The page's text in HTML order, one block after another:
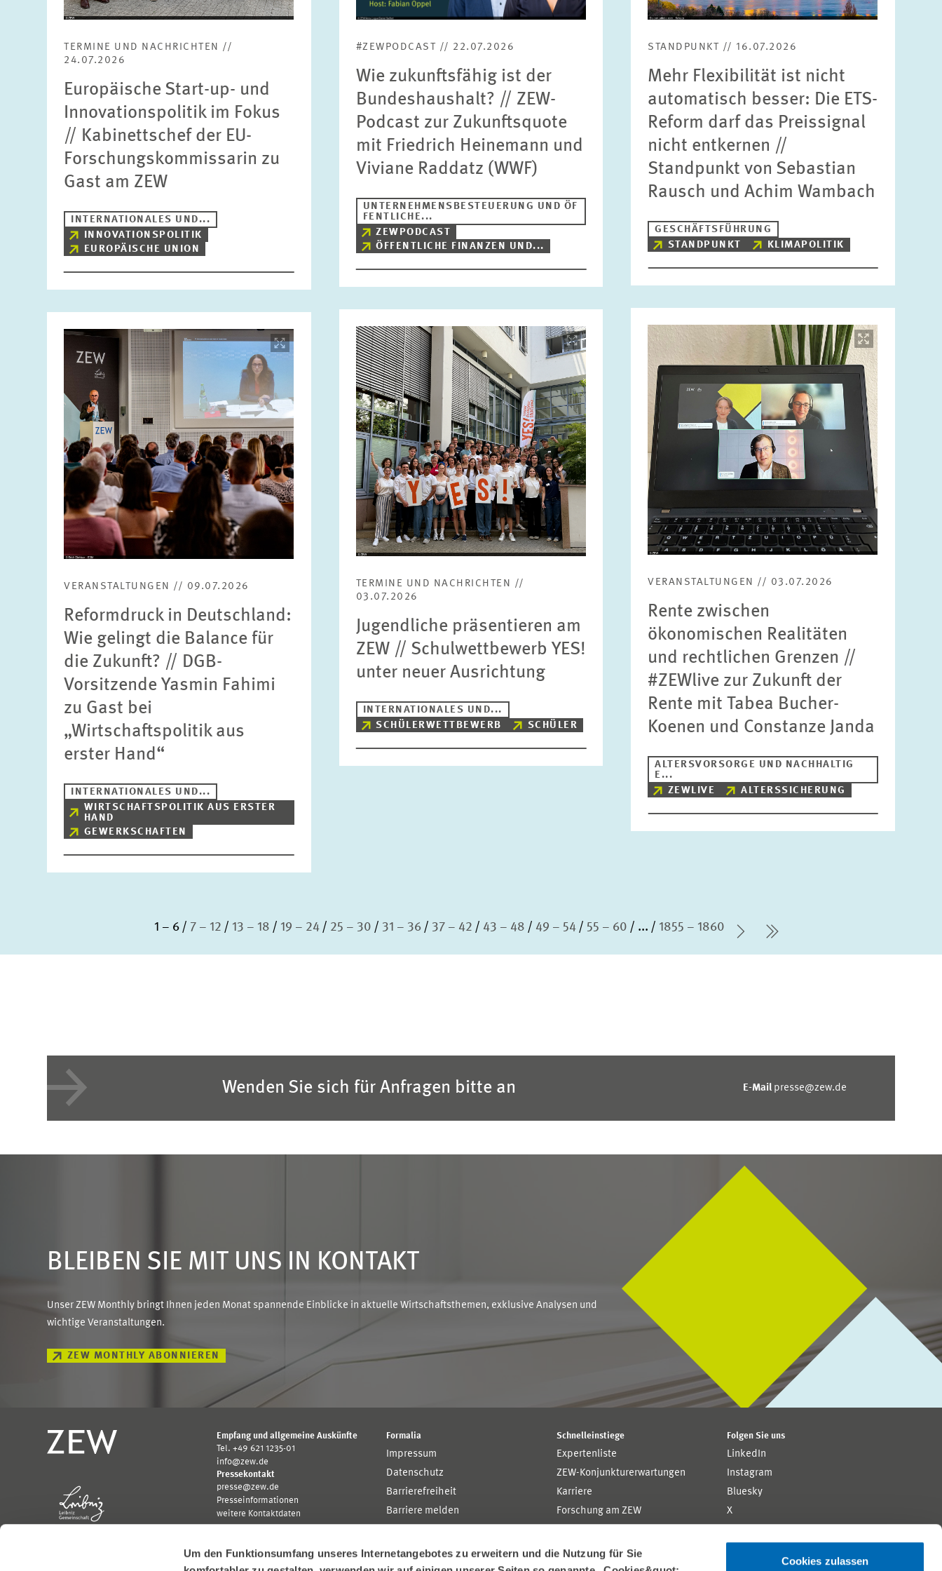
Um den Funktionsumfang unseres Internetangebotes zu erweitern und die Nutzung für Sie
Cookies zulassen
Bitte wählen
TERMINE UND NACHRICHTEN //
24.07.2026
Europäische Start-up- und
Innovationspolitik im Fokus
// Kabinettschef der EU-
Forschungskommissarin zu
Gast am ZEW
INTERNATIONALES UND...
INNOVATIONSPOLITIK
EUROPÄISCHE UNION
#ZEWPODCAST // 22.07.2026
Wie zukunftsfähig ist der
Bundeshaushalt? // ZEW-
Podcast zur Zukunftsquote
mit Friedrich Heinemann und
Viviane Raddatz (WWF)
UNTERNEHMENSBESTEUERUNG UND ÖF
FENTLICHE...
ZEWPODCAST
ÖFFENTLICHE FINANZEN UND...
STANDPUNKT // 16.07.2026
Mehr Flexibilität ist nicht
automatisch besser: Die ETS-
Reform darf das Preissignal
nicht entkernen //
Standpunkt von Sebastian
Rausch und Achim Wambach
GESCHÄFTSFÜHRUNG
STANDPUNKT
KLIMAPOLITIK
Bild
öffnet
vergrößerter
Ansicht
VERANSTALTUNGEN // 09.07.2026
Reformdruck in Deutschland:
Wie gelingt die Balance für
die Zukunft? // DGB-
Vorsitzende Yasmin Fahimi
zu Gast bei
„Wirtschaftspolitik aus
erster Hand“
INTERNATIONALES UND...
WIRTSCHAFTSPOLITIK AUS ERSTER
HAND
GEWERKSCHAFTEN
Bild
öffnet
in
vergrößerter
Ansicht
TERMINE UND NACHRICHTEN //
03.07.2026
Jugendliche präsentieren am
ZEW // Schulwettbewerb YES!
unter neuer Ausrichtung
INTERNATIONALES UND...
SCHÜLERWETTBEWERB
SCHÜLER
Bild
öffnet
in
vergrößerter
Ansicht
VERANSTALTUNGEN // 03.07.2026
Rente zwischen
ökonomischen Realitäten
und rechtlichen Grenzen //
#ZEWlive zur Zukunft der
Rente mit Tabea Bucher-
Koenen und Constanze Janda
ALTERSVORSORGE UND NACHHALTIG
E...
ZEWLIVE
ALTERSSICHERUNG
1 – 6 7 – 12 13 – 18 19 – 24 25 – 30 31 – 36 37 – 42 43 – 48 49 – 54 55 – 60 ... 1855 – 1860
Nächste Seite
letzte Seite
Wenden Sie sich für Anfragen bitte an E-Mail presse@zew.de
BLEIBEN SIE MIT UNS IN KONTAKT
Unser ZEW Monthly bringt Ihnen jeden Monat spannende Einblicke in aktuelle Wirtschaftsthemen, exklusive Analysen und
wichtige Veranstaltungen.
ZEW MONTHLY ABONNIEREN
Empfang und allgemeine Auskünfte
Tel. +49 621 1235-01
info@zew.de
Pressekontakt
presse@zew.de
Presseinformationen
weitere Kontaktdaten
Formalia
Impressum
Datenschutz
Barrierefreiheit
Barriere melden
Schnelleinstiege
Expertenliste
ZEW-Konjunkturerwartungen
Karriere
Forschung am ZEW
MannheimTaxation
Folgen Sie uns
LinkedIn
Instagram
Bluesky
X